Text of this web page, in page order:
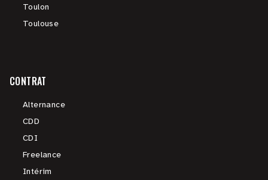
Toulon
Toulouse
CONTRAT
Alternance
CDD
CDI
Freelance
Intérim